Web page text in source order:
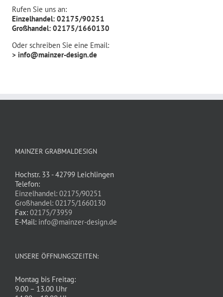
Rufen Sie uns an:
Einzelhandel: 02175/90251
Großhandel: 02175/1660130
Oder schreiben Sie eine Email:
> info@mainzer-design.de
MAINZER GRABMALDESIGN
Hochstr. 33 - 42799 Leichlingen
Telefon:
Einzelhandel: 02175/90251
Großhandel: 02175/1660130
Fax: 02175/73959
E-Mail: info@mainzer-design.de
UNSERE ÖFFNUNGSZEITEN:
Montag bis Freitag:
9.00 – 13.00 Uhr